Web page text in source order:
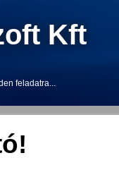
Kft
feladatra...